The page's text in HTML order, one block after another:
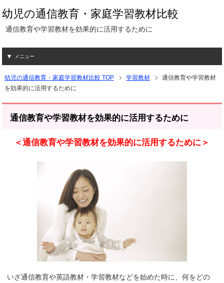
幼児の通信教育・家庭学習教材比較
通信教育や学習教材を効果的に活用するために
メニュー
幼児の通信教育・家庭学習教材比較 TOP 学習教材
通信教育や学習教材
を効果的に活用するために
通信教育や学習教材を効果的に活用するために
＜通信教育や学習教材を効果的に活用するために＞
いざ通信教育や英語教材・学習教材などを始めた時に、何をどの